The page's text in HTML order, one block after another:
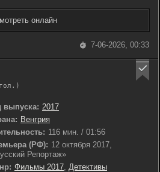
онлайн
7-06-2026, 00:33
выпуска: 2017
Венгрия
116 мин. / 01:56
(РФ): 12 октября 2017,
Репортаж»
Фильмы 2017, Детективы